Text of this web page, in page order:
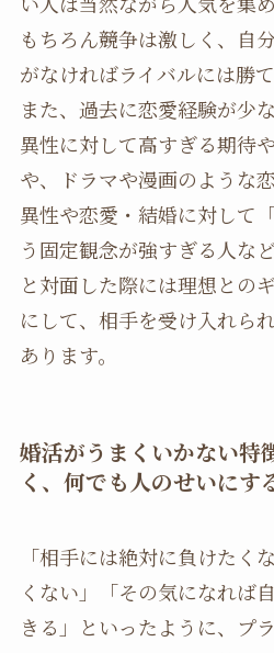
もちろん競争は激しく、自
がなければライバルには勝て
また、過去に恋愛経験が少
異性に対して高すぎる期待
や、ドラマや漫画のような
異性や恋愛・結婚に対して
う固定観念が強すぎる人な
と対面した際には理想との
にして、相手を受け入れら
あります。
婚活がうまくいかない特
く、何でも人のせいにす
「相手には絶対に負けたく
くない」「その気になれば
きる」といったように、プ